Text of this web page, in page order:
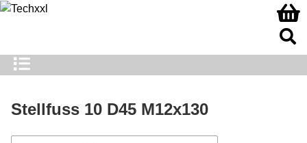
Stellfuss 10 D45 M12x130